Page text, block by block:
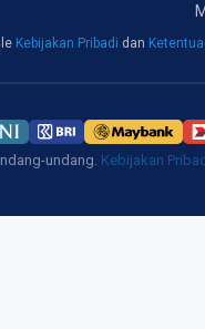
Kebijakan Pribadi dan
undang. Kebijakan